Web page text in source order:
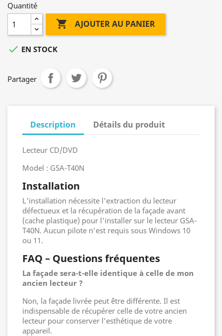
Quantité
 AJOUTER AU PANIER
 EN STOCK
Partager
Description Détails du produit
Lecteur CD/DVD
Model : GSA-T40N
Installation
L'installation nécessite l'extraction du lecteur
défectueux et la récupération de la façade avant
(cache plastique) pour l'installer sur le lecteur GSA-
T40N. Aucun pilote n’est requis sous Windows 10
ou 11.
FAQ – Questions fréquentes
La façade sera-t-elle identique à celle de mon
ancien lecteur ?
Non, la façade livrée peut être différente. Il est
indispensable de récupérer celle de votre ancien
lecteur pour conserver l’esthétique de votre
appareil.